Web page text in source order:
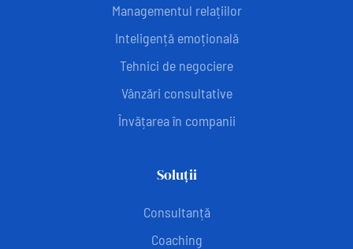
Managementul relațiilor
Inteligență emoțională
Tehnici de negociere
Vânzări consultative
Învățarea în companii
Soluții
Consultanță
Coaching